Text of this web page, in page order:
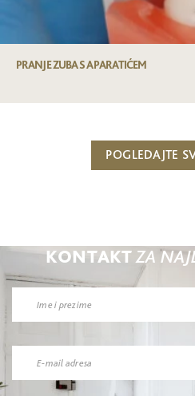
PRANJE ZUBA S APARATIĆEM
POGLEDAJTE
KONTAKTZA